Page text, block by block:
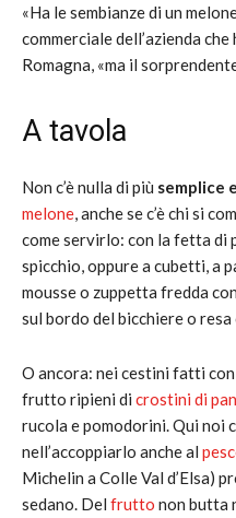
«Ha le sembianze di un
commerciale dell’azienda
Romagna, «ma il
A tavola
Non c’è nulla di più semplice
melone, anche se c’è chi si
come servirlo: con la fetta di
spicchio, oppure a cubetti, a
mousse o zuppetta fredda
sul bordo del bicchiere o
O ancora: nei cestini fatti
frutto ripieni di crostini di
rucola e pomodorini. Qui noi
nell’accoppiarlo anche al
Michelin a Colle Val d’Elsa)
sedano. Del frutto non butta